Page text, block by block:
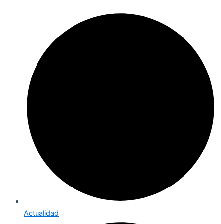
Actualidad